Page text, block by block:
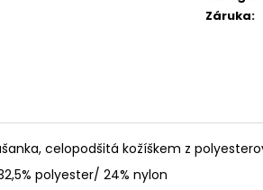
Záruka:
celopodšitá kožíškem z
polyester/ 24% nylon